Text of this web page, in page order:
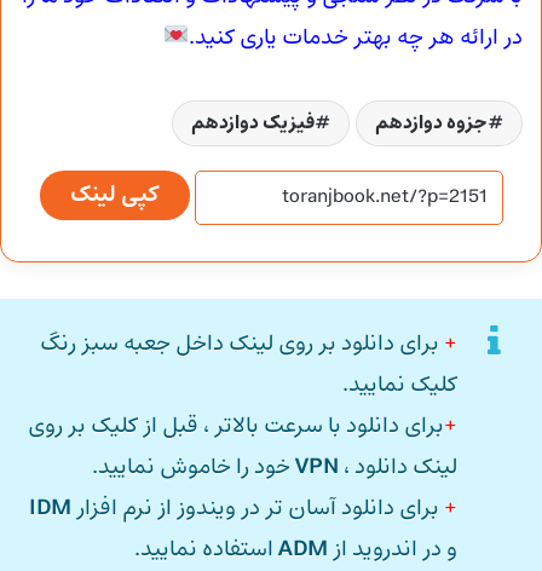
در ارائه هر چه بهتر خدمات یاری کنید.
جزوه دوازدهم فیزیک دوازدهم
کپی لینک
+ برای دانلود بر روی لینک داخل جعبه سبز رنگ
کلیک نمایید.
+برای دانلود با سرعت بالاتر ، قبل از کلیک بر روی
لینک دانلود ، VPNخود را خاموش نمایید.
+ برای دانلود آسان تر در ویندوز از نرم افزار IDM
و در اندروید از ADMاستفاده نمایید.